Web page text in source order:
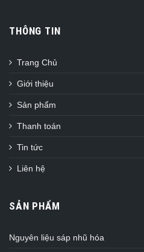
THÔNG TIN
Trang Chủ
Giới thiệu
Sản phẩm
Thanh toán
Tin tức
Liên hệ
SẢN PHẨM
Nguyên liệu sáp nhũ hóa